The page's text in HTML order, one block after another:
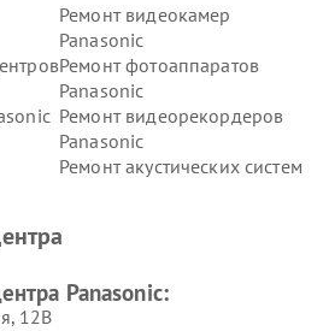
Ремонт видеокамер
Panasonic
Ремонт фотоаппаратов
Panasonic
Ремонт видеорекордеров
Panasonic
Ремонт акустических систем
панелей Panasonic
Panasonic:
12В